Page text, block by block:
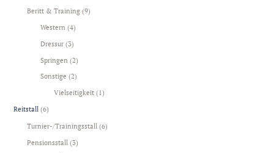
Beritt & Training (9)
Western (4)
Dressur (3)
Springen (2)
Sonstige (2)
Vielseitigkeit(1)
Reitstall (6)
Turnier-/Trainingsstall (6)
Pensionsstall (3)